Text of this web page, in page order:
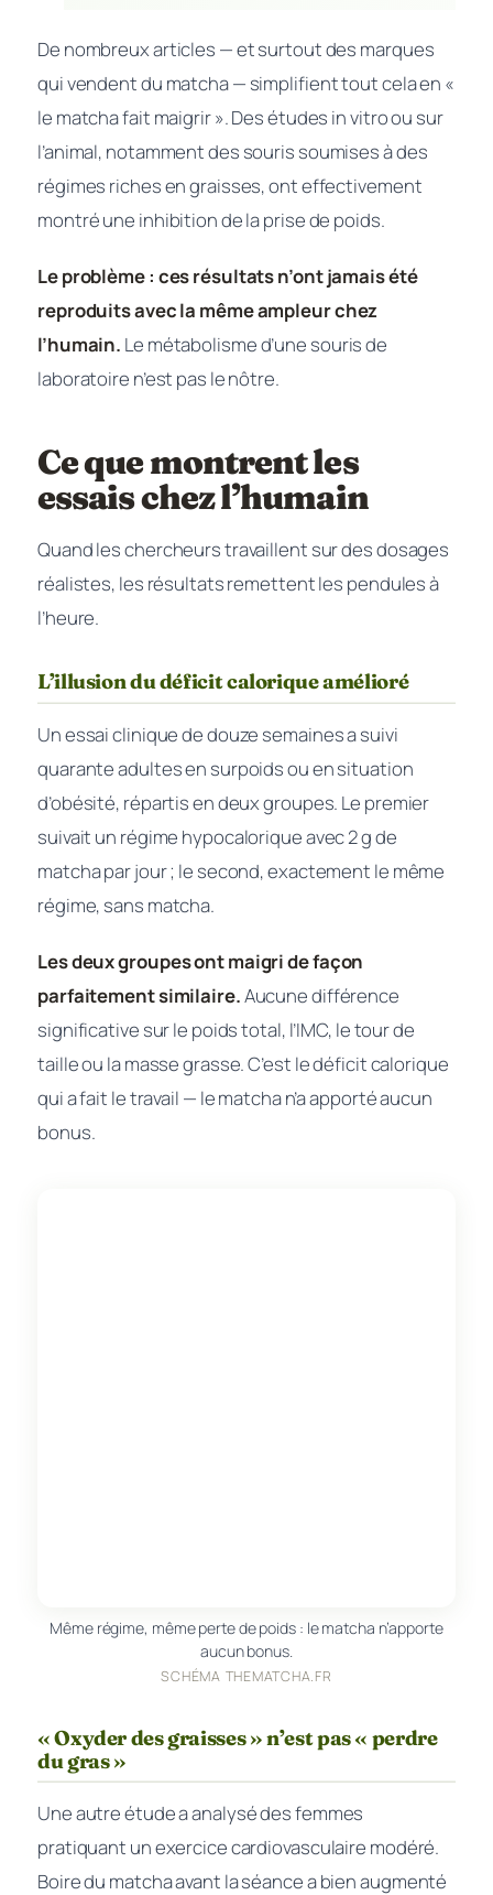
De nombreux articles — et surtout des marques
qui vendent du matcha — simplifient tout cela en «
le matcha fait maigrir ». Des études in vitroou sur
l’animal, notamment des souris soumises à des
régimes riches en graisses, ont effectivement
montré une inhibition de la prise de poids.
Le problème : ces résultats n’ont jamais été
reproduits avec la même ampleur chez
l’humain. Le métabolisme d’une souris de
laboratoire n’est pas le nôtre.
Ce que montrent les
essais chez l’humain
Quand les chercheurs travaillent sur des dosages
réalistes, les résultats remettent les pendules à
l’heure.
L’illusion du déficit calorique amélioré
Un essai clinique de douze semaines a suivi
quarante adultes en surpoids ou en situation
d’obésité, répartis en deux groupes. Le premier
suivait un régime hypocalorique avec 2 g de
matcha par jour ; le second, exactement le même
régime, sans matcha.
Les deux groupes ont maigri de façon
parfaitement similaire.Aucune différence
significative sur le poids total, l’IMC, le tour de
taille ou la masse grasse. C’est le déficit calorique
qui a fait le travail — le matcha n’a apporté aucun
bonus.
Même régime, même perte de poids : le matcha n’apporte
aucun bonus.
SCHÉMA THEMATCHA.FR
« Oxyder des graisses » n’est pas « perdre
du gras »
Une autre étude a analysé des femmes
pratiquant un exercice cardiovasculaire modéré.
Boire du matcha avant la séance a bien augmenté